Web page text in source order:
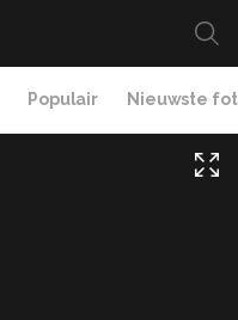
Populair Nieuwste